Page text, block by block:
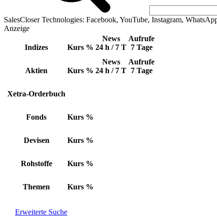
SalesCloser Technologies: Facebook, YouTube, Instagram,
Anzeige
Indizes Kurs %
News
24 h / 7 T
Aufrufe
7 Tage
Aktien Kurs %
News
24 h / 7 T
Aufrufe
7 Tage
Xetra-Orderbuch
Fonds Kurs %
Devisen Kurs %
Rohstoffe Kurs %
Themen Kurs %
Erweiterte Suche